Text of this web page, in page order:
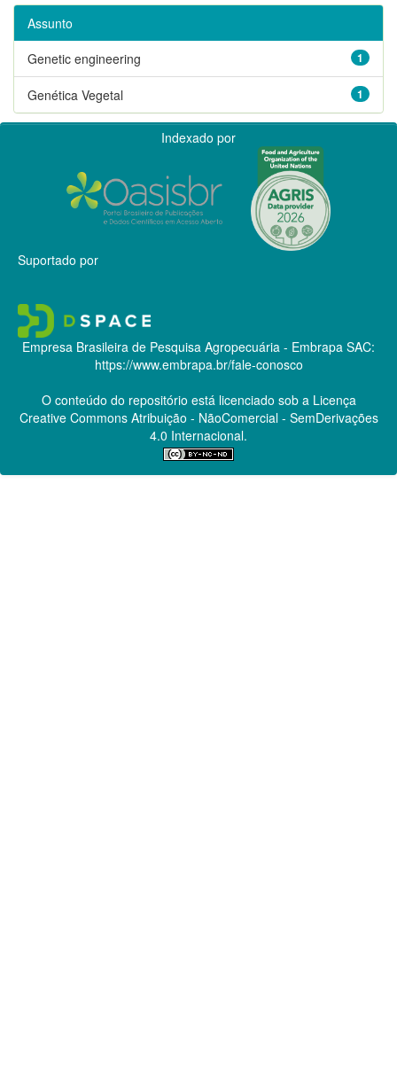
Assunto
1
Genetic engineering
1
Genética Vegetal
Indexado por
Suportado por
Empresa Brasileira de Pesquisa Agropecuária - Embrapa SAC:
https://www.embrapa.br/fale-conosco
O conteúdo do repositório está licenciado sob a Licença
Creative CommonsAtribuição - NãoComercial - SemDerivações
4.0 Internacional.